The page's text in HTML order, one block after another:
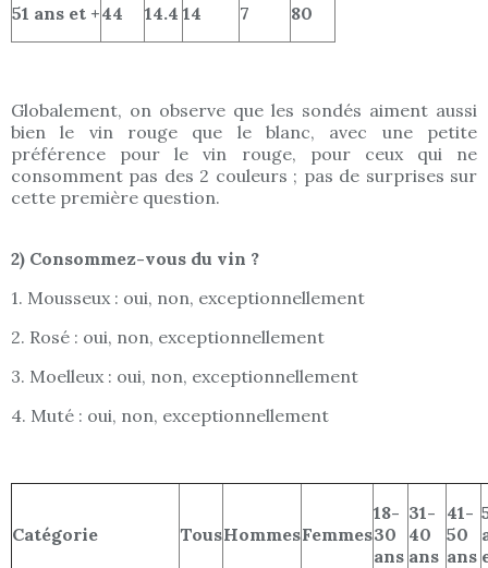
51 ans et +44 14.4 14 7 80
Globalement, on observe que les sondés aiment aussi
bien le vin rouge que le blanc, avec une petite
préférence pour le vin rouge, pour ceux qui ne
consomment pas des 2 couleurs ; pas de surprises sur
cette première question.
2) Consommez-vous du vin ?
1. Mousseux : oui, non, exceptionnellement
2. Rosé : oui, non, exceptionnellement
3. Moelleux : oui, non, exceptionnellement
4. Muté : oui, non, exceptionnellement
Catégorie TousHommesFemmes
18-
30
ans
31-
40
ans
41-
50
ans